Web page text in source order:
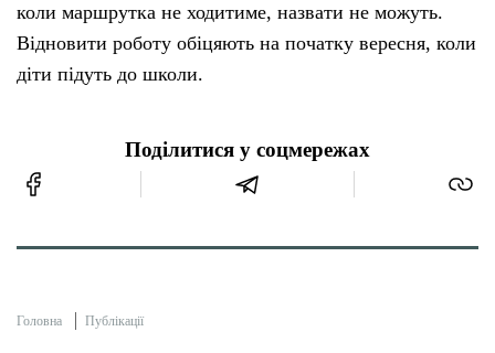
коли маршрутка не ходитиме, назвати не можуть.
Відновити роботу обіцяють на початку вересня, коли
діти підуть до школи.
Поділитися у соцмережах
Головна Публікації